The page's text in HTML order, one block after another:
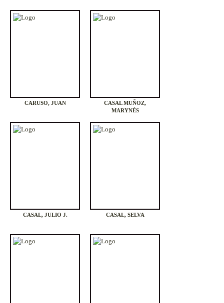
CARUSO, JUAN
CASAL MUÑOZ,
MARYNÉS
CASAL, JULIO J. CASAL, SELVA